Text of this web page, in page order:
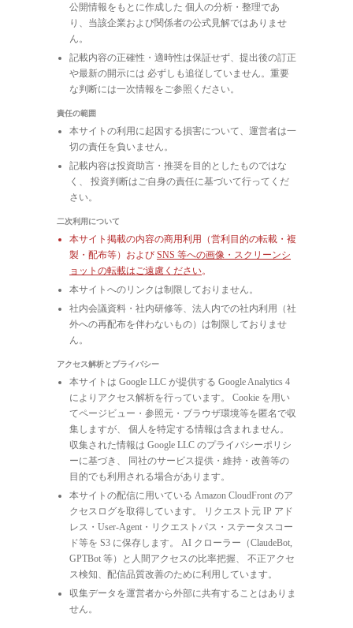
公開情報をもとに作成した 個人の分析・整理であ
り、当該企業および関係者の公式見解ではありませ
ん。
記載内容の正確性・適時性は保証せず、提出後の訂正
や最新の開示には 必ずしも追従していません。重要
な判断には一次情報をご参照ください。
責任の範囲
本サイトの利用に起因する損害について、運営者は一
切の責任を負いません。
記載内容は投資助言・推奨を目的としたものではな
く、 投資判断はご自身の責任に基づいて行ってくだ
さい。
二次利用について
本サイト掲載の内容の商用利用（営利目的の転載・複
製・配布等）および SNS 等への画像・スクリーンシ
ョットの転載はご遠慮ください。
本サイトへのリンクは制限しておりません。
社内会議資料・社内研修等、法人内での社内利用（社
外への再配布を伴わないもの）は制限しておりませ
ん。
アクセス解析とプライバシー
本サイトは Google LLC が提供する Google Analytics 4
によりアクセス解析を行っています。 Cookie を用い
てページビュー・参照元・ブラウザ環境等を匿名で収
集しますが、 個人を特定する情報は含まれません。
収集された情報は Google LLC のプライバシーポリシ
ーに基づき、 同社のサービス提供・維持・改善等の
目的でも利用される場合があります。
本サイトの配信に用いている Amazon CloudFront のア
クセスログを取得しています。 リクエスト元 IP アド
レス・User-Agent・リクエストパス・ステータスコー
ド等を S3 に保存します。 AI クローラー（ClaudeBot,
GPTBot 等）と人間アクセスの比率把握、 不正アクセ
ス検知、配信品質改善のために利用しています。
収集データを運営者から外部に共有することはありま
せん。